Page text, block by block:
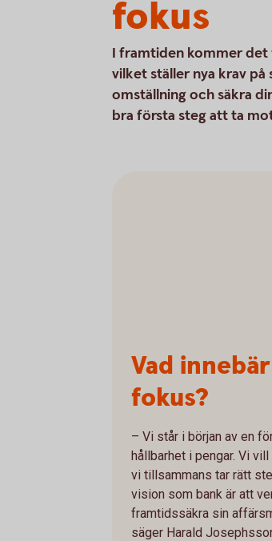
fokus
I framtiden kommer det
vilket ställer nya krav
omställning och säkra
bra första steg att ta
Vad
fokus?
– Vi står i början av en
hållbarhet i pengar. Vi
vi tillsammans tar rätt
vision som bank är att
framtidssäkra sin
säger Harald